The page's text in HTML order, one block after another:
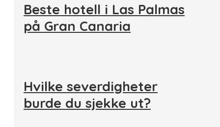
Beste hotell i Las Palmas
på Gran Canaria
Hvilke severdigheter
burde du sjekke ut?